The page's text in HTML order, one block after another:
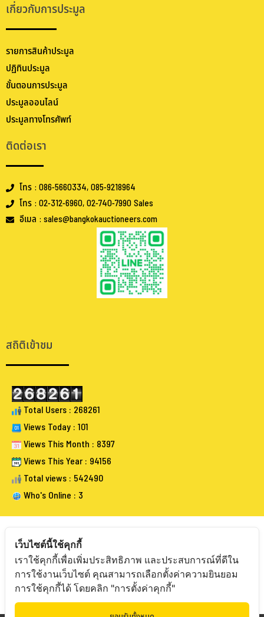
เกี่ยวกับการประมูล
รายการสินค้าประมูล
ปฏิทินประมูล
ขั้นตอนการประมูล
ประมูลออนไลน์
ประมูลทางโทรศัพท์
ติดต่อเรา
โทร : 086-5660334, 085-9218964
โทร : 02-312-6960, 02-740-7990 Sales
อีเมล : sales@bangkokauctioneers.com
สถิติเข้าชม
Total Users : 268261
Views Today : 101
Views This Month : 8397
Views This Year : 94156
Total views : 542490
Who's Online : 3
FOLLOW BANGKOKAUCTIONEERS
เว็บไซต์นี้ใช้คุกกี้
เราใช้คุกกี้เพื่อเพิ่มประสิทธิภาพ และประสบการณ์ที่ดีใน
การใช้งานเว็บไซต์ คุณสามารถเลือกตั้งค่าความยินยอม
การใช้คุกกี้ได้ โดยคลิก "การตั้งค่าคุกกี้"